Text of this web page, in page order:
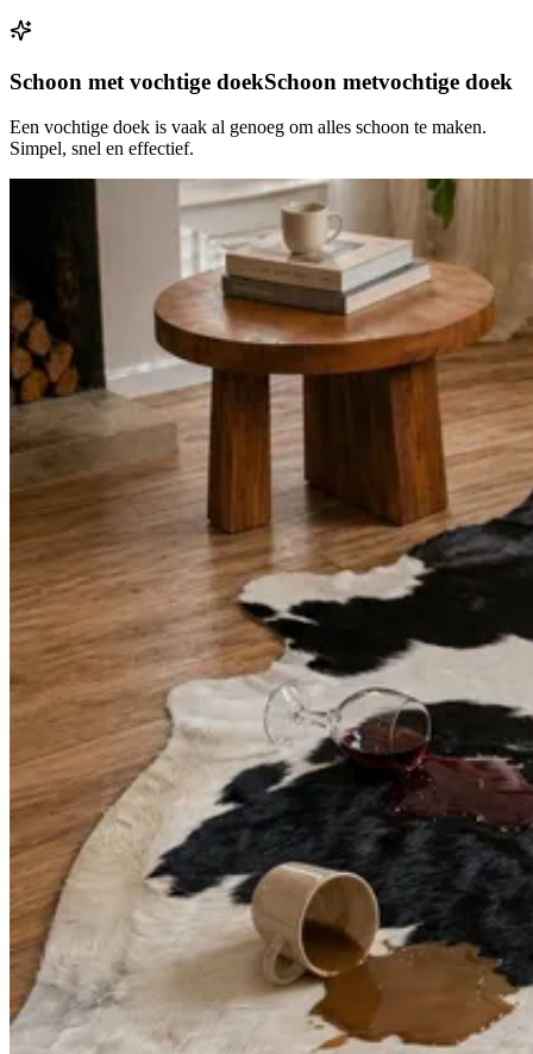
Schoon met vochtige doekSchoon metvochtige doek
Een vochtige doek is vaak al genoeg om alles schoon te maken.
Simpel, snel en effectief.